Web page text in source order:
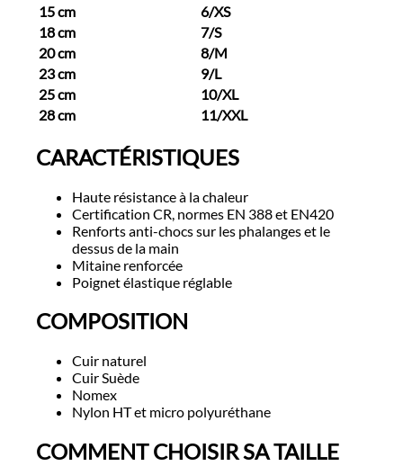
15cm
6/XS
18cm
7/S
20cm
8/M
23cm
9/L
25cm
10/XL
28cm 11/XXL
CARACTÉRISTIQUES
Haute résistance à la chaleur
Certification CR, normes EN 388 et EN420
Renforts anti-chocs sur les phalanges et le
dessus de la main
Mitaine renforcée
Poignet élastique réglable
COMPOSITION
Cuir naturel
Cuir Suède
Nomex
Nylon HT et micro polyuréthane
COMMENT CHOISIR SA TAILLE